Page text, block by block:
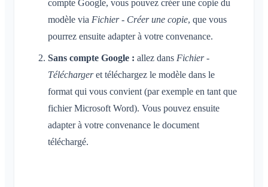
compte Google, vous pouvez créer une copie du
modèle via Fichier - Créer une copie, que vous
pourrez ensuite adapter à votre convenance.
Sans compte Google : allez dans Fichier -
Téléchargeret téléchargez le modèle dans le
format qui vous convient (par exemple en tant que
fichier Microsoft Word). Vous pouvez ensuite
adapter à votre convenance le document
téléchargé.